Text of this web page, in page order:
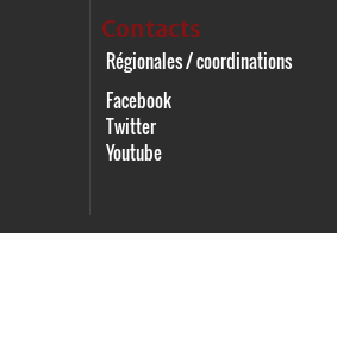
Contacts
Régionales / coordinations
Facebook
Twitter
Youtube